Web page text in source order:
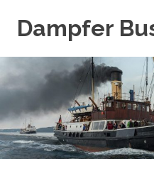
InhaltDampfer